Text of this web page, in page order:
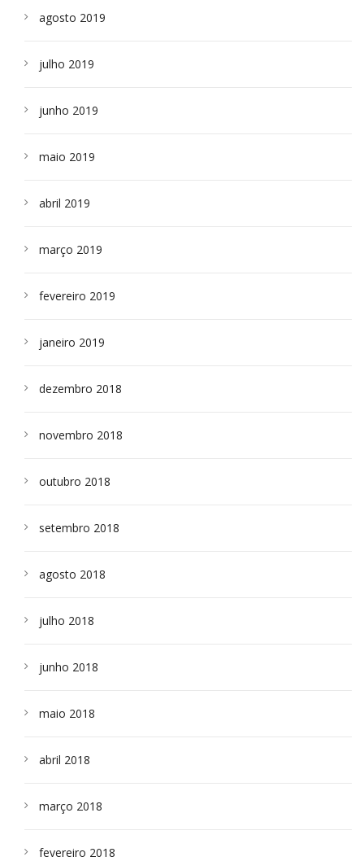
agosto 2019
julho 2019
junho 2019
maio 2019
abril 2019
março 2019
fevereiro 2019
janeiro 2019
dezembro 2018
novembro 2018
outubro 2018
setembro 2018
agosto 2018
julho 2018
junho 2018
maio 2018
abril 2018
março 2018
fevereiro 2018